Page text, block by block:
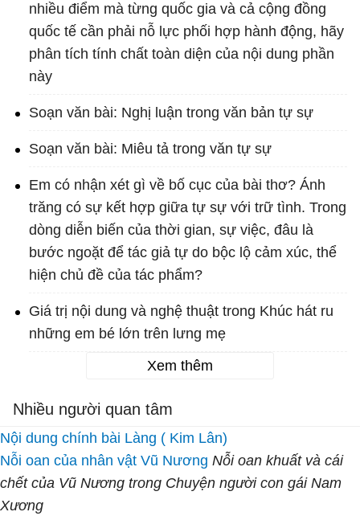
nhiều điểm mà từng quốc gia và cả cộng đồng
quốc tế cần phải nỗ lực phối hợp hành động, hãy
phân tích tính chất toàn diện của nội dung phần
này
Soạn văn bài: Nghị luận trong văn bản tự sự
Soạn văn bài: Miêu tả trong văn tự sự
Em có nhận xét gì về bố cục của bài thơ? Ánh
trăng có sự kết hợp giữa tự sự với trữ tình. Trong
dòng diễn biến của thời gian, sự việc, đâu là
bước ngoặt để tác giả tự do bộc lộ cảm xúc, thể
hiện chủ đề của tác phẩm?
Giá trị nội dung và nghệ thuật trong Khúc hát ru
những em bé lớn trên lưng mẹ
Xem thêm
Nhiều người quan tâm
Nội dung chính bài Làng ( Kim Lân)
Nỗi oan của nhân vật Vũ Nương Nỗi oan khuất và cái
chết của Vũ Nương trong Chuyện người con gái Nam
Xương